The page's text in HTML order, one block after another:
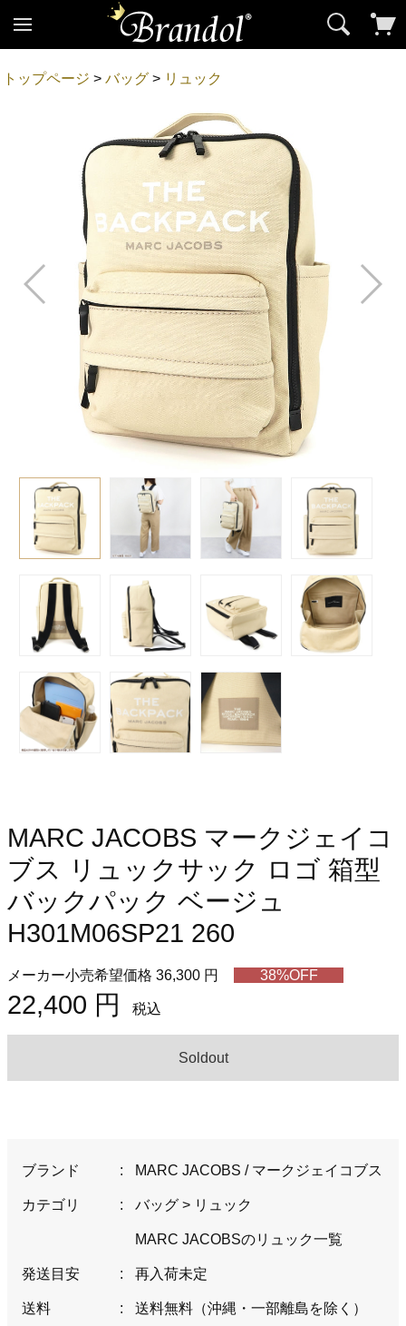
トップページ >バッグ > リュック
MARC JACOBS マークジェイコ
ブス リュックサック ロゴ 箱型
バックパック ベージュ
H301M06SP21 260
メーカー小売希望価格 36,300 円 38%OFF
22,400 円 税込
Soldout
ブランド : MARC JACOBS / マークジェイコブス
カテゴリ : バッグ> リュック
MARC JACOBSのリュック一覧
発送目安 : 再入荷未定
送料 : 送料無料（沖縄・一部離島を除く）